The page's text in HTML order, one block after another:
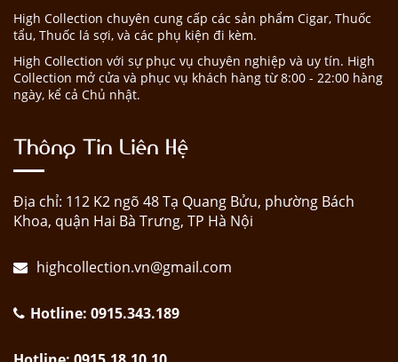
High Collection chuyên cung cấp các sản phẩm Cigar, Thuốc
tẩu, Thuốc lá sợi, và các phụ kiện đi kèm.
High Collection với sự phục vụ chuyên nghiệp và uy tín. High
Collection mở cửa và phục vụ khách hàng từ 8:00 - 22:00 hàng
ngày, kể cả Chủ nhật.
Thông Tin Liên Hệ
Địa chỉ: 112 K2 ngõ 48 Tạ Quang Bửu, phường Bách
Khoa, quận Hai Bà Trưng, TP Hà Nội
highcollection.vn@gmail.com
Hotline: 0915.343.189